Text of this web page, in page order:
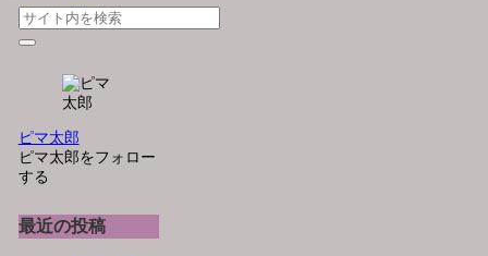
ピマ太郎
ピマ太郎をフォロー
する
最近の投稿